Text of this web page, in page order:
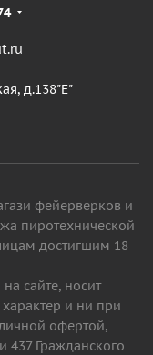
д.138"Е"
фейерверков и
пиротехнической
достигшим 18
сайте, носит
и ни при
офертой,
437 Гражданского